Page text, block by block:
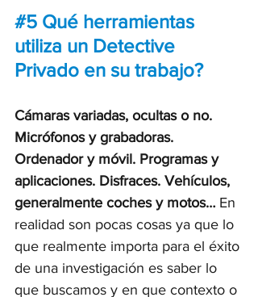
#5 Qué herramientas
utiliza un Detective
Privado en su trabajo?
Cámaras variadas, ocultas o no.
Micrófonos y grabadoras.
Ordenador y móvil. Programas y
aplicaciones. Disfraces. Vehículos,
generalmente coches y motos… En
realidad son pocas cosas ya que lo
que realmente importa para el éxito
de una investigación es saber lo
que buscamos y en que contexto o